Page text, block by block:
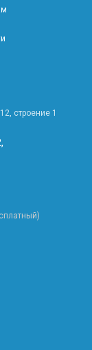
строение 1